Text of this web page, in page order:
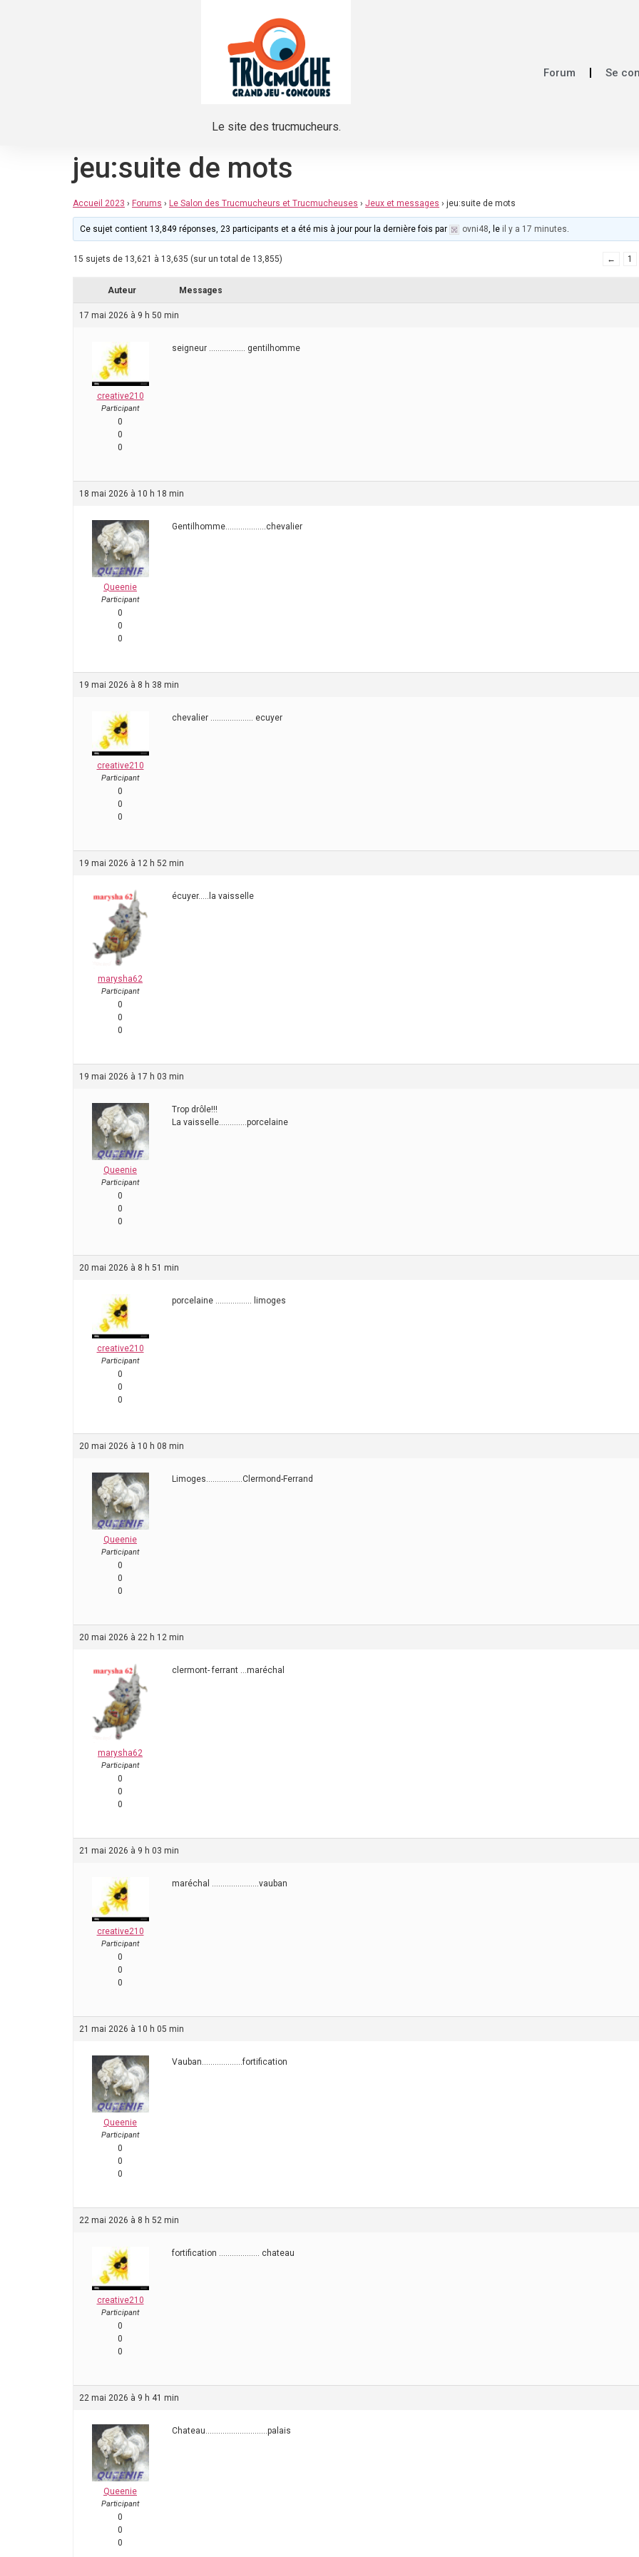
Le site des trucmucheurs.
Forum Se
jeu:suite de mots
Accueil 2023 › Forums › Le Salon des Trucmucheurs et Trucmucheuses › Jeux et messages › jeu:suite de mots
Ce sujet contient 13,849 réponses, 23 participants et a été mis à jour pour la dernière fois par ovni48, le il y a 17 minutes.
15 sujets de 13,621 à 13,635 (sur un total de 13,855) ← 1
Auteur Messages
17 mai 2026 à 9 h 50 min
creative210
Participant
0
0
0
seigneur …………….. gentilhomme
18 mai 2026 à 10 h 18 min
Queenie
Participant
0
0
0
Gentilhomme……………….chevalier
19 mai 2026 à 8 h 38 min
creative210
Participant
0
0
0
chevalier ……………….. ecuyer
19 mai 2026 à 12 h 52 min
marysha62
Participant
0
0
0
écuyer…..la vaisselle
19 mai 2026 à 17 h 03 min
Queenie
Participant
0
0
0
Trop drôle!!!
La vaisselle………….porcelaine
20 mai 2026 à 8 h 51 min
creative210
Participant
0
0
0
porcelaine …………….. limoges
20 mai 2026 à 10 h 08 min
Queenie
Participant
0
0
0
Limoges……………..Clermond-Ferrand
20 mai 2026 à 22 h 12 min
marysha62
Participant
0
0
0
clermont- ferrant …maréchal
21 mai 2026 à 9 h 03 min
creative210
Participant
0
0
0
maréchal ………………….vauban
21 mai 2026 à 10 h 05 min
Queenie
Participant
0
0
0
Vauban……………….fortification
22 mai 2026 à 8 h 52 min
creative210
Participant
0
0
0
fortification ………………. chateau
22 mai 2026 à 9 h 41 min
Queenie
Participant
0
0
0
Chateau………………………..palais